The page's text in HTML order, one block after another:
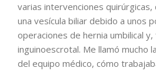
varias intervenciones
una vesícula biliar debido a unos
operaciones de hernia umbilical
inguinoescrotal. Me llamó mucho
del equipo médico, cómo